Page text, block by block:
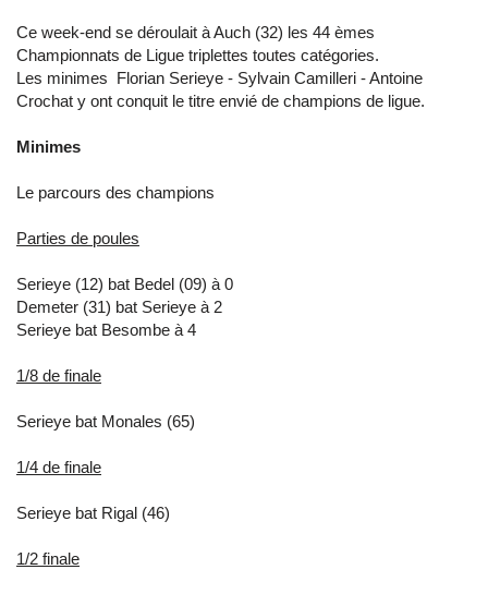
Ce week-end se déroulait à Auch (32) les 44 èmes
Championnats de Ligue triplettes toutes catégories.
Les minimes Florian Serieye - Sylvain Camilleri - Antoine
Crochat y ont conquit le titre envié de champions de ligue.
Minimes
Le parcours des champions
Parties de poules
Serieye (12) bat Bedel (09) à 0
Demeter (31) bat Serieye à 2
Serieye bat Besombe à 4
1/8 de finale
Serieye bat Monales (65)
1/4 de finale
Serieye bat Rigal (46)
1/2 finale